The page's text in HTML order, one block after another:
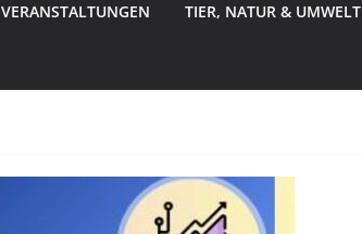
VERANSTALTUNGEN TIER, NATUR & UMWELT